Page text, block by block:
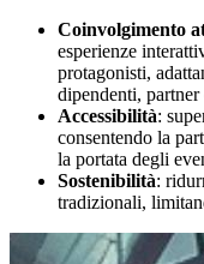
Coinvolgimento
esperienze
protagonisti,
dipendenti,
Accessibilità:
consentendo la
la portata degli
Sostenibilità:
tradizionali,